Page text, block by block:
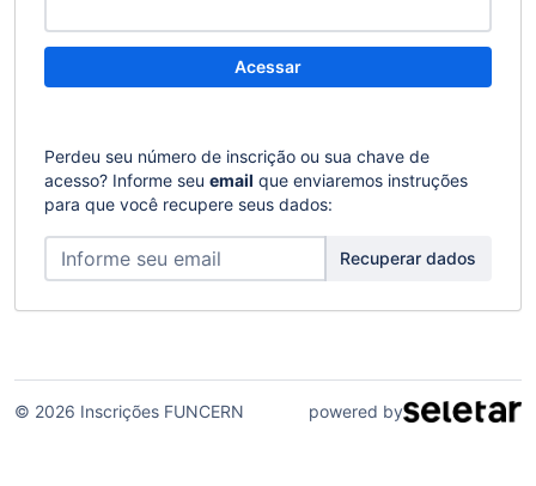
Acessar
Perdeu seu número de inscrição ou sua chave de
acesso? Informe seu email que enviaremos instruções
para que você recupere seus dados:
Recuperar dados
© 2026 Inscrições FUNCERN powered by